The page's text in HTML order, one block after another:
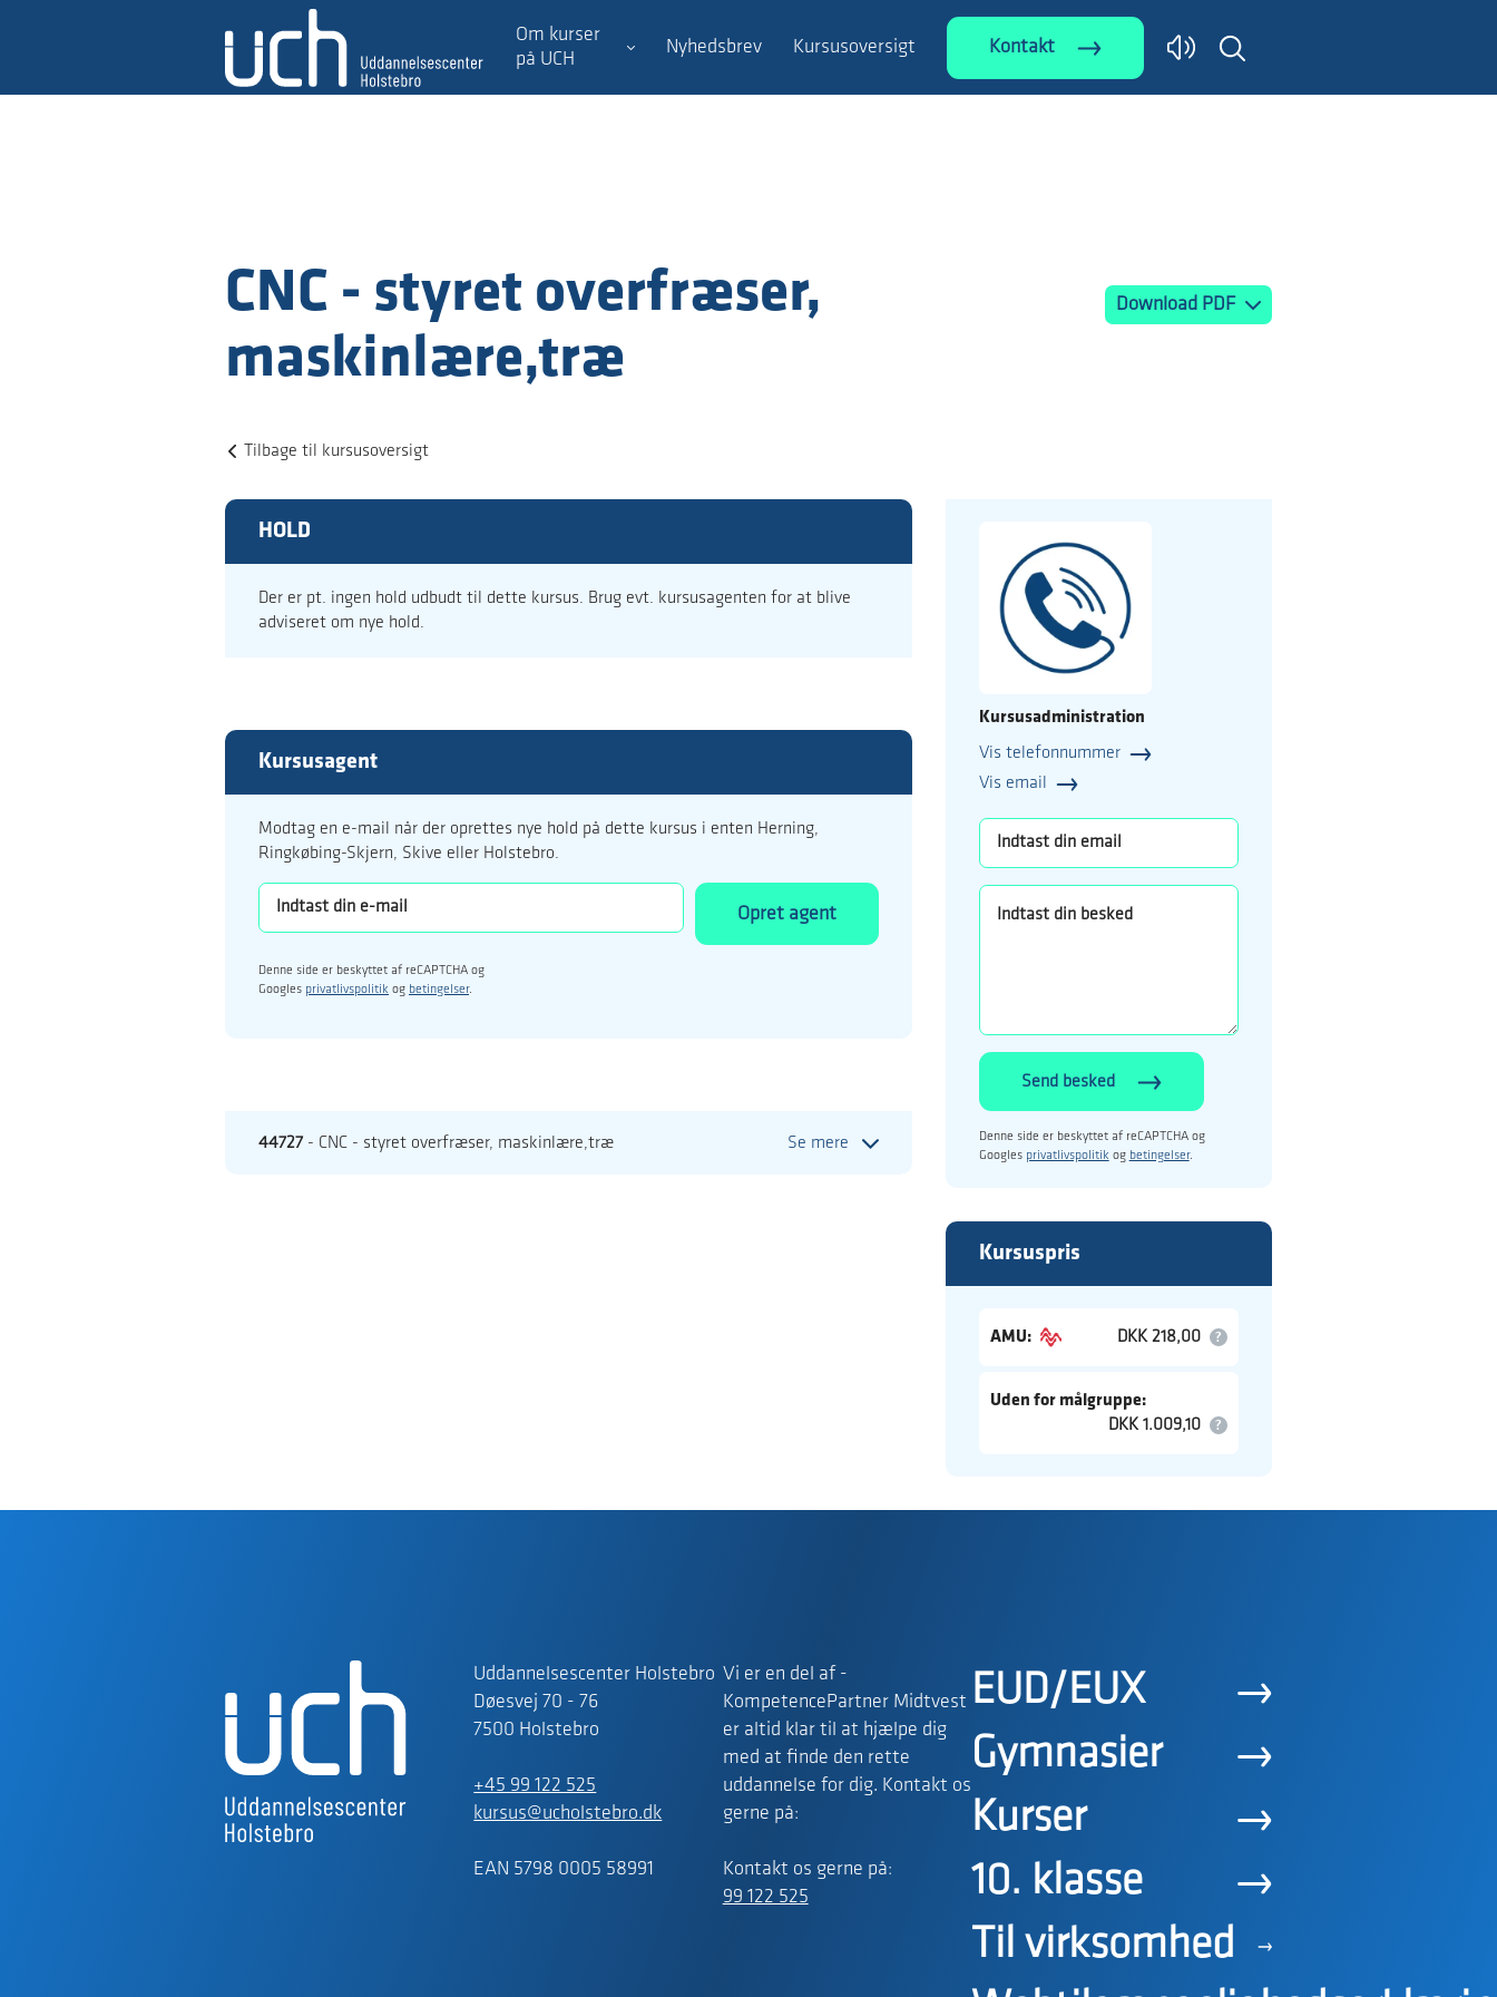
Om kurser
på UCH
Nyhedsbrev Kursusoversigt Kontakt
CNC - styret overfræser,
maskinlære,træ
Download PDF
Tilbage til kursusoversigt
HOLD
Der er pt. ingen hold udbudt til dette kursus. Brug evt. kursusagenten for at blive
adviseret om nye hold.
Kursusagent
Modtag en e-mail når der oprettes nye hold på dette kursus i enten Herning,
Ringkøbing-Skjern, Skive eller Holstebro.
Opret agent
Denne side er beskyttet af reCAPTCHA og
Googles privatlivspolitik og betingelser.
44727 - CNC - styret overfræser, maskinlære,træ Se mere
Kursusadministration
Vis telefonnummer
Vis email
Send besked
Denne side er beskyttet af reCAPTCHA og
Googles privatlivspolitik og betingelser.
Kursuspris
AMU: DKK 218,00
Uden for målgruppe:
DKK 1.009,10
Uddannelsescenter Holstebro
Døesvej 70 - 76
7500 Holstebro
+45 99 122 525
kursus@ucholstebro.dk
EAN 5798 0005 58991
Vi er en del af -
KompetencePartner Midtvest
er altid klar til at hjælpe dig
med at finde den rette
uddannelse for dig. Kontakt os
gerne på:
Kontakt os gerne på:
99 122 525
EUD/EUX
Gymnasier
Kurser
10. klasse
Til virksomhed